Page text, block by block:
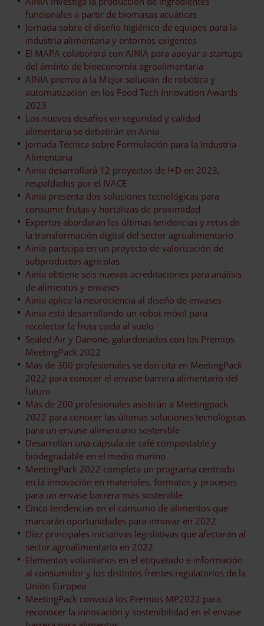
funcionales a partir de biomasas acuáticas
Jornada sobre el diseño higiénico de equipos para la
industria alimentaria y entornos exigentes
El MAPA colaborará con AINIA para apoyar a startups
del ámbito de bioeconomía agroalimentaria
AINIA premio a la Mejor solución de robótica y
automatización en los Food Tech Innovation Awards
2023
Los nuevos desafíos en seguridad y calidad
alimentaria se debatirán en Ainia
Jornada Técnica sobre Formulación para la Industria
Alimentaria
Ainia desarrollará 12 proyectos de I+D en 2023,
respaldados por el IVACE
Ainia presenta dos soluciones tecnológicas para
consumir frutas y hortalizas de proximidad
Expertos abordarán las últimas tendencias y retos de
la transformación digital del sector agroalimentario
Ainia participa en un proyecto de valorización de
subproductos agrícolas
Ainia obtiene seis nuevas acreditaciones para análisis
de alimentos y envases
Ainia aplica la neurociencia al diseño de envases
Ainia está desarrollando un robot móvil para
recolectar la fruta caída al suelo
Sealed Air y Danone, galardonados con los Premios
MeetingPack 2022
Más de 300 profesionales se dan cita en MeetingPack
2022 para conocer el envase barrera alimentario del
futuro
Más de 200 profesionales asistirán a Meetingpack
2022 para conocer las últimas soluciones tecnológicas
para un envase alimentario sostenible
Desarrollan una cápsula de café compostable y
biodegradable en el medio marino
MeetingPack 2022 completa un programa centrado
en la innovación en materiales, formatos y procesos
para un envase barrera más sostenible
Cinco tendencias en el consumo de alimentos que
marcarán oportunidades para innovar en 2022
Diez principales iniciativas legislativas que afectarán al
sector agroalimentario en 2022
Elementos voluntarios en el etiquetado e información
al consumidor y los distintos frentes regulatorios de la
Unión Europea
MeetingPack convoca los Premios MP2022 para
reconocer la innovación y sostenibilidad en el envase